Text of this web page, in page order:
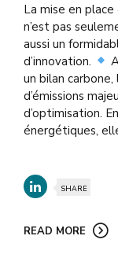
La mise en place
n’est pas
aussi un
d’innovation.
un bilan
d’émissions
d’optimisation.
énergétiques,
SHARE
READ MORE